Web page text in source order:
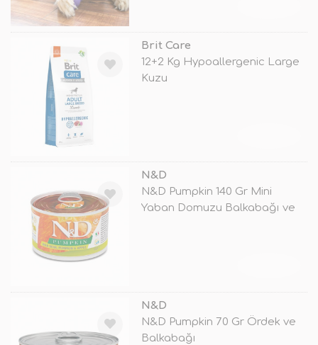
Brit Care
12+2 Kg Hypoallergenic Large
Kuzu
N&D
N&D Pumpkin 140 Gr Mini
Yaban Domuzu Balkabağı ve
N&D
N&D Pumpkin 70 Gr Ördek ve
Balkabağı